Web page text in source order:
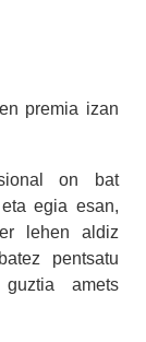
premia izan
on bat
egia esan,
lehen aldiz
pentsatu
amets